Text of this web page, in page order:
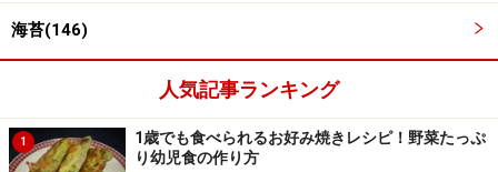
海苔(146)
人気記事ランキング
1
1歳でも食べられるお好み焼きレシピ！野菜たっぷ
り幼児食の作り方